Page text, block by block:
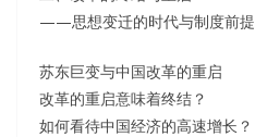
——思想变迁的时代与制度前提
苏东巨变与中国改革的重启
改革的重启意味着终结？
如何看待中国经济的高速增长？